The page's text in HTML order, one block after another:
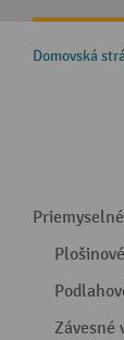
Domovská
Závesné